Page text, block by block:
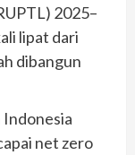
2025–
lipat dari
dibangun
Indonesia
net zero